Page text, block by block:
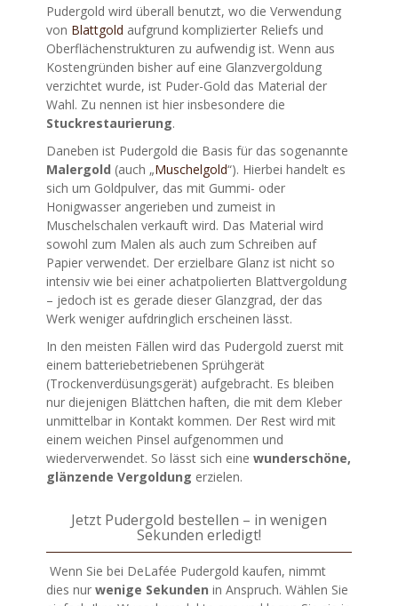
Pudergold wird überall benutzt, wo die Verwendung
von Blattgold aufgrund komplizierter Reliefs und
Oberflächenstrukturen zu aufwendig ist. Wenn aus
Kostengründen bisher auf eine Glanzvergoldung
verzichtet wurde, ist Puder-Gold das Material der
Wahl. Zu nennen ist hier insbesondere die
Stuckrestaurierung.
Daneben ist Pudergold die Basis für das sogenannte
Malergold (auch „Muschelgold“). Hierbei handelt es
sich um Goldpulver, das mit Gummi- oder
Honigwasser angerieben und zumeist in
Muschelschalen verkauft wird. Das Material wird
sowohl zum Malen als auch zum Schreiben auf
Papier verwendet. Der erzielbare Glanz ist nicht so
intensiv wie bei einer achatpolierten Blattvergoldung
– jedoch ist es gerade dieser Glanzgrad, der das
Werk weniger aufdringlich erscheinen lässt.
In den meisten Fällen wird das Pudergold zuerst mit
einem batteriebetriebenen Sprühgerät
(Trockenverdüsungsgerät) aufgebracht. Es bleiben
nur diejenigen Blättchen haften, die mit dem Kleber
unmittelbar in Kontakt kommen. Der Rest wird mit
einem weichen Pinsel aufgenommen und
wiederverwendet. So lässt sich einewunderschöne,
glänzende Vergoldung erzielen.
Jetzt Pudergold bestellen – in wenigen
Sekunden erledigt!
Wenn Sie bei DeLafée Pudergold kaufen, nimmt
dies nurwenige Sekunden in Anspruch. Wählen Sie